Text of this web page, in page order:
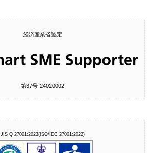
経済産業省認定
第37号‐24020002
JIS Q 27001:2023(ISO/IEC 27001:2022)